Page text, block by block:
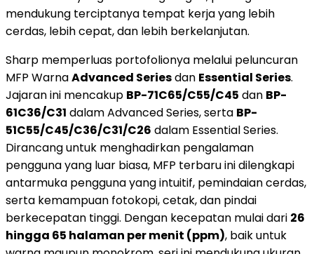
mendukung terciptanya tempat kerja yang lebih
cerdas, lebih cepat, dan lebih berkelanjutan.
Sharp memperluas portofolionya melalui peluncuran
MFP WarnaAdvanced Seriesdan Essential Series.
Jajaran ini mencakup BP-71C65/C55/C45 dan BP-
61C36/C31 dalam Advanced Series, serta BP-
51C55/C45/C36/C31/C26 dalam Essential Series.
Dirancang untuk menghadirkan pengalaman
pengguna yang luar biasa, MFP terbaru ini dilengkapi
antarmuka pengguna yang intuitif, pemindaian cerdas,
serta kemampuan fotokopi, cetak, dan pindai
berkecepatan tinggi. Dengan kecepatan mulai dari 26
hingga 65 halaman per menit (ppm), baik untuk